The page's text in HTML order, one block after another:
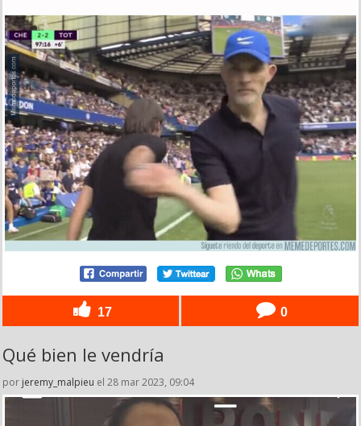
17 0
Qué bien le vendría
por jeremy_malpieu el 28 mar 2023, 09:04